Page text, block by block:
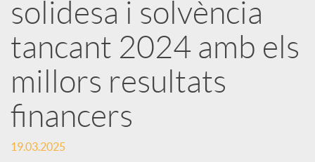
e
s
S
solidesa i solvència
tancant 2024 amb els
millors resultats
financers
19.03.2025